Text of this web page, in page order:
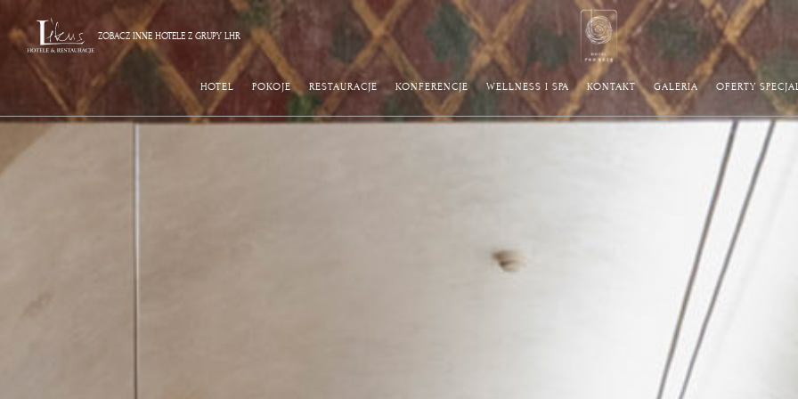
HOTEL POKOJE RESTAURACJE KONFERENCJE WELLNESS I SPA KONTAKT GALERIA OFERTY
ZOBACZ INNE HOTELE Z GRUPY LHR